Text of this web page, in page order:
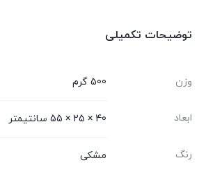
توضیحات تکمیلی
وزن 500 گرم
ابعاد 40 × 25 × 55 سانتیمتر
رنگ مشکی